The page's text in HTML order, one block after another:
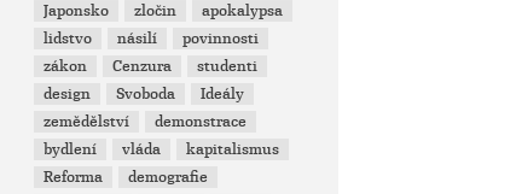
Japonsko
zločin
apokalypsa
lidstvo
násilí
povinnosti
zákon
Cenzura
studenti
design
Svoboda
Ideály
zemědělství
demonstrace
bydlení
vláda
kapitalismus
Reforma
demografie